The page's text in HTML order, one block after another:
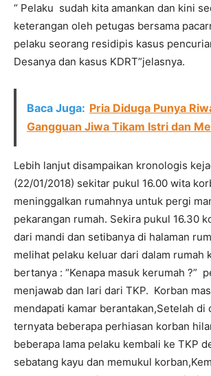
“ Pelaku sudah kita amankan dan kini
keterangan oleh petugas bersama
pelaku seorang residipis kasus
Desanya dan kasus KDRT”jelasnya.
Baca Juga: Pria Diduga Punya
Gangguan Jiwa Tikam Istri dan
Lebih lanjut disampaikan kronologis
(22/01/2018) sekitar pukul 16.00 wita
meninggalkan rumahnya untuk pergi
pekarangan rumah. Sekira pukul 16.30
dari mandi dan setibanya di halaman
melihat pelaku keluar dari dalam rumah
bertanya : “Kenapa masuk kerumah ?”
menjawab dan lari dari TKP. Korban
mendapati kamar berantakan,Setelah di
ternyata beberapa perhiasan korban
beberapa lama pelaku kembali ke TKP
sebatang kayu dan memukul